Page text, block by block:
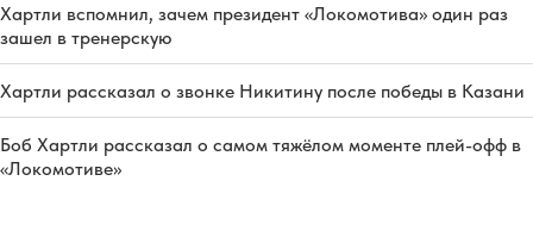
Хартли вспомнил, зачем президент «Локомотива» один раз
зашел в тренерскую
Хартли рассказал о звонке Никитину после победы в Казани
Боб Хартли рассказал о самом тяжёлом моменте плей-офф в
«Локомотиве»